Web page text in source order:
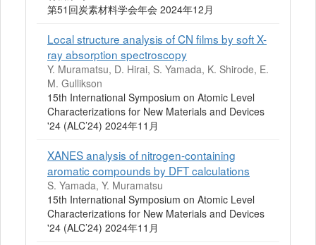
第51回炭素材料学会年会 2024年12月
Local structure analysis of CN films by soft X-
ray absorption spectroscopy
Y. Muramatsu, D. Hirai, S. Yamada, K. Shirode, E.
M. Gullikson
15th International Symposium on Atomic Level
Characterizations for New Materials and Devices
'24 (ALC’24) 2024年11月
XANES analysis of nitrogen-containing
aromatic compounds by DFT calculations
S. Yamada, Y. Muramatsu
15th International Symposium on Atomic Level
Characterizations for New Materials and Devices
'24 (ALC’24) 2024年11月